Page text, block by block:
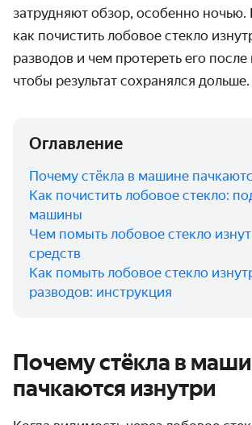
затрудняют обзор, особенно ночью.
как почистить лобовое стекло
разводов и чем протереть его
чтобы результат сохранялся дольше.
Оглавление
Почему стёкла в машине
Как почистить лобовое стекло:
машины
Чем помыть лобовое стекло
средств
Как помыть лобовое стекло
разводов: инструкция
Почему стёкла в
пачкаются изнутри